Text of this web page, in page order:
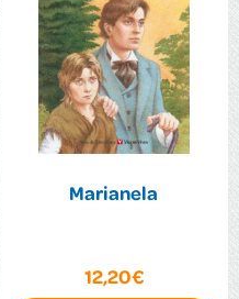
Marianela
12,20€